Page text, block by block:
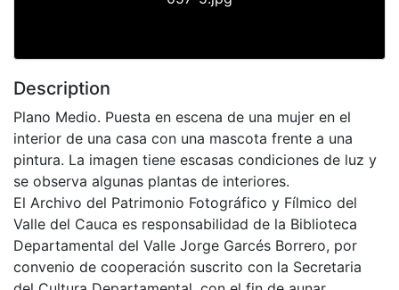
Description
Plano Medio. Puesta en escena de una mujer en el
interior de una casa con una mascota frente a una
pintura. La imagen tiene escasas condiciones de luz y
se observa algunas plantas de interiores.
El Archivo del Patrimonio Fotográfico y Fílmico del
Valle del Cauca es responsabilidad de la Biblioteca
Departamental del Valle Jorge Garcés Borrero, por
convenio de cooperación suscrito con la Secretaria